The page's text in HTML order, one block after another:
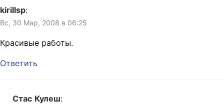
kirillsp:
Вс, 30 Мар, 2008 в 06:25
Красивые работы.
Ответить
Стас Кулеш: